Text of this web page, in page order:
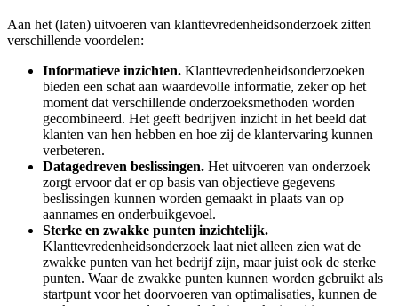
Aan het (laten) uitvoeren van klanttevredenheidsonderzoek zitten
verschillende voordelen:
Informatieve inzichten. Klanttevredenheidsonderzoeken
bieden een schat aan waardevolle informatie, zeker op het
moment dat verschillende onderzoeksmethoden worden
gecombineerd. Het geeft bedrijven inzicht in het beeld dat
klanten van hen hebben en hoe zij de klantervaring kunnen
verbeteren.
Datagedreven beslissingen. Het uitvoeren van onderzoek
zorgt ervoor dat er op basis van objectieve gegevens
beslissingen kunnen worden gemaakt in plaats van op
aannames en onderbuikgevoel.
Sterke en zwakke punten inzichtelijk.
Klanttevredenheidsonderzoek laat niet alleen zien wat de
zwakke punten van het bedrijf zijn, maar juist ook de sterke
punten. Waar de zwakke punten kunnen worden gebruikt als
startpunt voor het doorvoeren van optimalisaties, kunnen de